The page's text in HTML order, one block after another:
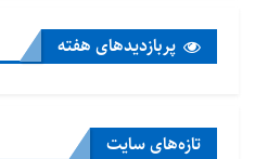
پربازدید‌های هفته
تازه‌‌های سایت